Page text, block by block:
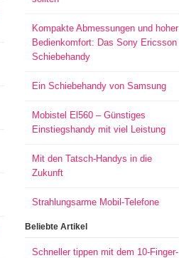
Kompakte Abmessungen und hoher
Bedienkomfort: Das Sony Ericsson
Schiebehandy
Ein Schiebehandy von Samsung
Mobistel El560 – Günstiges
Einstiegshandy mit viel Leistung
Mit den Tatsch-Handys in die
Zukunft
Strahlungsarme Mobil-Telefone
Beliebte Artikel
Schneller tippen mit dem 10-Finger-